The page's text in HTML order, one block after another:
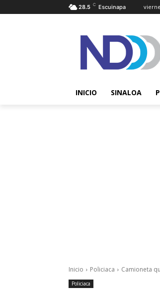
28.5 C Escuinapa
INICIO SINALOA
Inicio Policiaca Camioneta
Policiaca